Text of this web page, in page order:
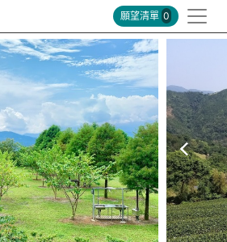
願望清單 0